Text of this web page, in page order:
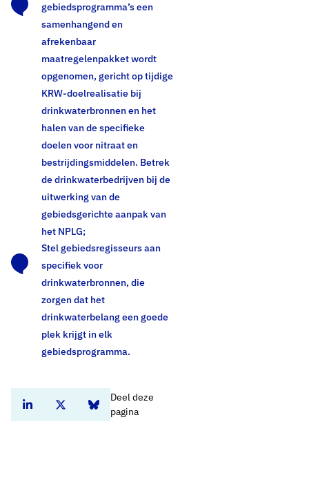
gebiedsprogramma’s een
samenhangend en
afrekenbaar
maatregelenpakket wordt
opgenomen, gericht op tijdige
KRW-doelrealisatie bij
drinkwaterbronnen en het
halen van de specifieke
doelen voor nitraat en
bestrijdingsmiddelen. Betrek
de drinkwaterbedrijven bij de
uitwerking van de
gebiedsgerichte aanpak van
het NPLG;
Stel gebiedsregisseurs aan
specifiek voor
drinkwaterbronnen, die
zorgen dat het
drinkwaterbelang een goede
plek krijgt in elk
gebiedsprogramma.
Deel deze
pagina
Deel dit artikel op Linkedin
Deel dit artikel op Twitter
Deel dit artikel op Bluesky